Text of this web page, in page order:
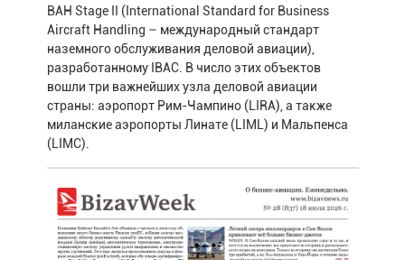
BAH Stage II (International Standard for Business
Aircraft Handling – международный стандарт
наземного обслуживания деловой авиации),
разработанному IBAC. В число этих объектов
вошли три важнейших узла деловой авиации
страны: аэропорт Рим-Чампино (LIRA), а также
миланские аэропорты Линате (LIML) и Мальпенса
(LIMC).